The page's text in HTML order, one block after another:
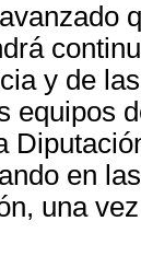
y de
equipos
en
una